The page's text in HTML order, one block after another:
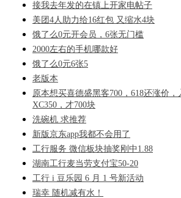
接我去年发的在镇上开家电帖子
美团4人助力给16红包 又缩水4块
饿了么0元开会员，6张无门槛
2000左右的手机哪款好
饿了么0元6张5
老版本
原本想买喜德盛黑客700，618还涨价
XC350，才700块
洗碗机 求推荐
新版京东app我都不会用了
工行服务 微信板块抽奖刚中1.88
湖南工行麦当劳支付宝50-20
工行 i 豆乐园 6 月 1 号新活动
瑞幸 随机减有水！